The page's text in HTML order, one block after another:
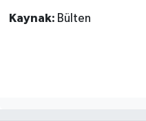
Kaynak: Bülten